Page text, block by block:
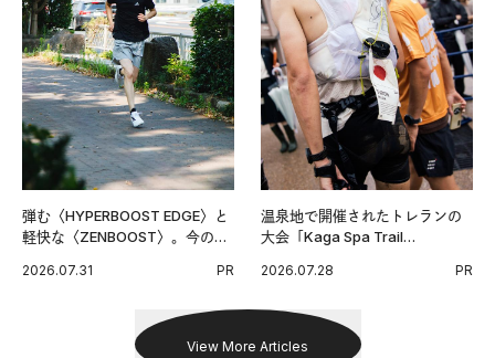
弾む〈HYPERBOOST EDGE〉と
軽快な〈ZENBOOST〉。今の時
出した新機軸。
2026.07.31 PR
温泉地で開催されたトレランの
大会「Kaga Spa Trail
戦を夢見るランナーたちの奮闘
2026.07.28 PR
View More Articles